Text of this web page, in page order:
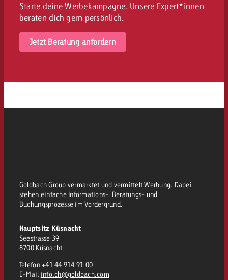
Starte deine Werbekampagne. Unsere Expert*innen
beraten dich gern persönlich.
Jetzt Beratung anfordern
Goldbach Group vermarktet und vermittelt Werbung. Dabei
stehen einfache Informations-, Beratungs- und
Buchungsprozesse im Vordergrund.
Hauptsitz Küsnacht
Seestrasse 39
8700 Küsnacht
Telefon +41 44 914 91 00
E-Mail info.ch@goldbach.com